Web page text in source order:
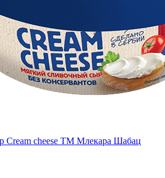
cheese TM Млекара Шабац